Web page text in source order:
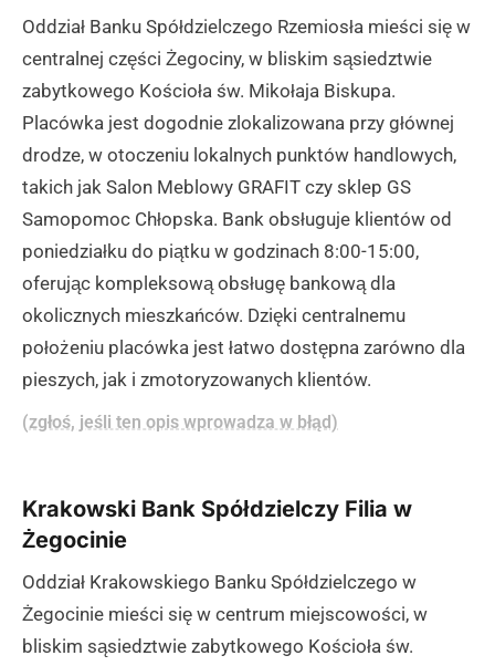
Oddział Banku Spółdzielczego Rzemiosła mieści się w
centralnej części Żegociny, w bliskim sąsiedztwie
zabytkowego Kościoła św. Mikołaja Biskupa.
Placówka jest dogodnie zlokalizowana przy głównej
drodze, w otoczeniu lokalnych punktów handlowych,
takich jak Salon Meblowy GRAFIT czy sklep GS
Samopomoc Chłopska. Bank obsługuje klientów od
poniedziałku do piątku w godzinach 8:00-15:00,
oferując kompleksową obsługę bankową dla
okolicznych mieszkańców. Dzięki centralnemu
położeniu placówka jest łatwo dostępna zarówno dla
pieszych, jak i zmotoryzowanych klientów.
(zgłoś, jeśli ten opis wprowadza w błąd)
Krakowski Bank Spółdzielczy Filia w
Żegocinie
Oddział Krakowskiego Banku Spółdzielczego w
Żegocinie mieści się w centrum miejscowości, w
bliskim sąsiedztwie zabytkowego Kościoła św.